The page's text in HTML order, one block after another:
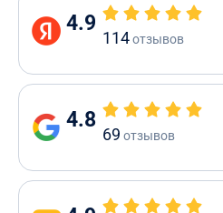
4.9
114отзывов
4.8
69 отзывов